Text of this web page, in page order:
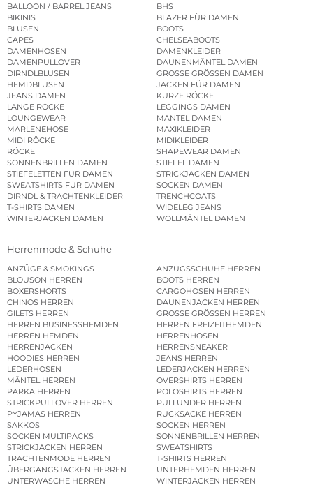
BALLOON / BARREL JEANS
BHS
BIKINIS
BLAZER FÜR DAMEN
BLUSEN
BOOTS
CAPES
CHELSEABOOTS
DAMENHOSEN
DAMENKLEIDER
DAMENPULLOVER
DAUNENMÄNTEL DAMEN
DIRNDLBLUSEN
GROSSE GRÖSSEN DAMEN
HEMDBLUSEN
JACKEN FÜR DAMEN
JEANS DAMEN
KURZE RÖCKE
LANGE RÖCKE
LEGGINGS DAMEN
LOUNGEWEAR
MÄNTEL DAMEN
MARLENEHOSE
MAXIKLEIDER
MIDI RÖCKE
MIDIKLEIDER
RÖCKE
SHAPEWEAR DAMEN
SONNENBRILLEN DAMEN
STIEFEL DAMEN
STIEFELETTEN FÜR DAMEN
STRICKJACKEN DAMEN
SWEATSHIRTS FÜR DAMEN
SOCKEN DAMEN
DIRNDL & TRACHTENKLEIDER
TRENCHCOATS
T-SHIRTS DAMEN
WIDELEG JEANS
WINTERJACKEN DAMEN
WOLLMÄNTEL DAMEN
Herrenmode & Schuhe
ANZÜGE & SMOKINGS
ANZUGSSCHUHE HERREN
BLOUSON HERREN
BOOTS HERREN
BOXERSHORTS
CARGOHOSEN HERREN
CHINOS HERREN
DAUNENJACKEN HERREN
GILETS HERREN
GROSSE GRÖSSEN HERREN
HERREN BUSINESSHEMDEN
HERREN FREIZEITHEMDEN
HERREN HEMDEN
HERRENHOSEN
HERRENJACKEN
HERRENSNEAKER
HOODIES HERREN
JEANS HERREN
LEDERHOSEN
LEDERJACKEN HERREN
MÄNTEL HERREN
OVERSHIRTS HERREN
PARKA HERREN
POLOSHIRTS HERREN
STRICKPULLOVER HERREN
PULLUNDER HERREN
PYJAMAS HERREN
RUCKSÄCKE HERREN
SAKKOS
SOCKEN HERREN
SOCKEN MULTIPACKS
SONNENBRILLEN HERREN
STRICKJACKEN HERREN
SWEATSHIRTS
TRACHTENMODE HERREN
T-SHIRTS HERREN
ÜBERGANGSJACKEN HERREN
UNTERHEMDEN HERREN
UNTERWÄSCHE HERREN
WINTERJACKEN HERREN